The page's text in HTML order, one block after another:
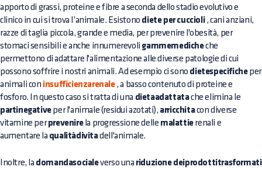
apporto di grassi, proteine e fibre a seconda dello stadio evolutivo e
clinico in cui si trova l’animale. Esistono diete per cuccioli, cani anziani,
razze di taglia piccola, grande e media, per prevenire l'obesità, per
stomaci sensibili e anche innumerevoli gammemedicheche
permettono di adattare l'alimentazione alle diverse patologie di cui
possono soffrire i nostri animali. Ad esempio ci sono dietespecificheper
animali con insufficienzarenale, a basso contenuto di proteine e
fosforo. In questo caso si tratta di una dietaadattatache elimina le
partinegativeper l'animale (residui azotati), arricchitacon diverse
vitamine perprevenirela progressione delle malattierenali e
aumentare la qualitàdivitadell'animale.
Inoltre, la domandasocialeverso una riduzione deiprodottitrasformati